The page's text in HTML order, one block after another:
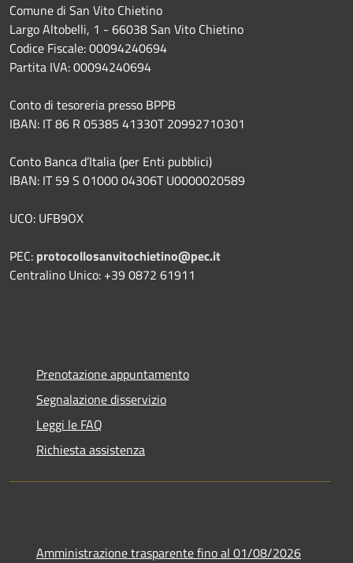
Comune di San Vito Chietino
Largo Altobelli, 1 - 66038 San Vito Chietino
Codice Fiscale: 00094240694
Partita IVA: 00094240694
Conto di tesoreria presso BPPB
IBAN: IT 86 R 05385 41330T 20992710301
Conto Banca d’Italia (per Enti pubblici)
IBAN: IT 59 S 01000 04306T U0000020589
UCO: UFB9OX
PEC: protocollosanvitochietino@pec.it
Centralino Unico: +39 0872 61911
Prenotazione appuntamento
Segnalazione disservizio
Leggi le FAQ
Richiesta assistenza
Amministrazione trasparente fino al 01/08/2026